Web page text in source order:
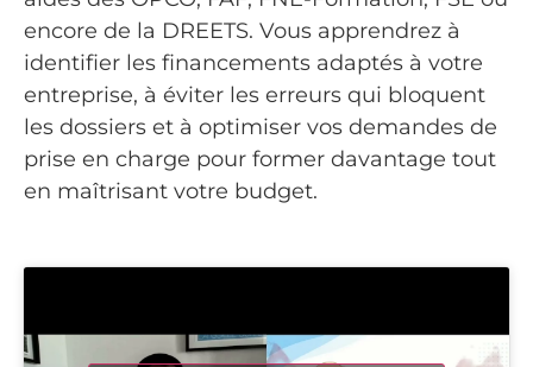
encore de la DREETS. Vous apprendrez à
identifier les financements adaptés à votre
entreprise, à éviter les erreurs qui bloquent
les dossiers et à optimiser vos demandes de
prise en charge pour former davantage tout
en maîtrisant votre budget.